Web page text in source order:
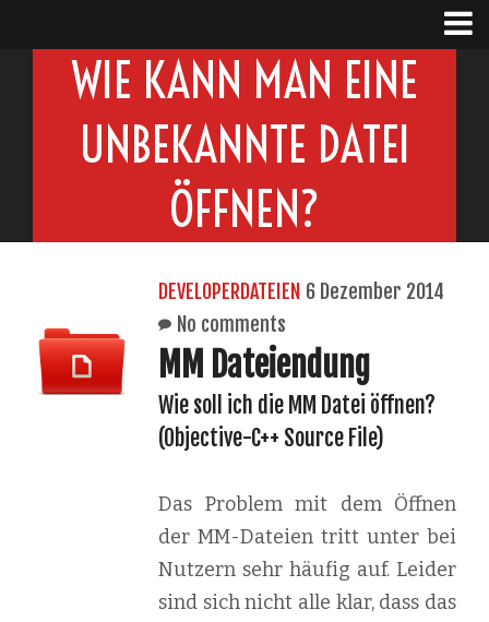
WIE KANN MAN EINE
UNBEKANNTE DATEI
ÖFFNEN?
DEVELOPERDATEIEN 6 Dezember 2014
No comments
MM Dateiendung
Wie soll ich die MM Datei öffnen?
(Objective-C++ Source File)
Das Problem mit dem Öffnen
der MM-Dateien tritt unter bei
Nutzern sehr häufig auf. Leider
sind sich nicht alle klar, dass das